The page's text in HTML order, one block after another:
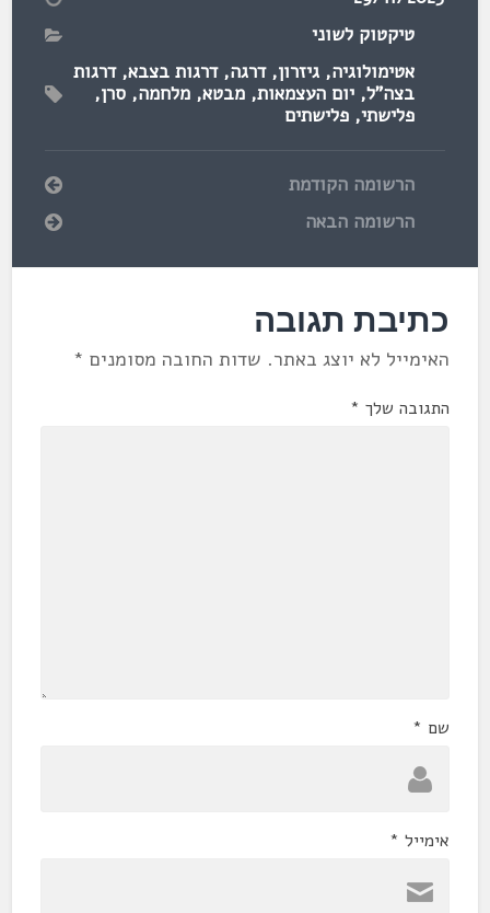
טיקטוק לשוני
אטימולוגיה,גיזרון,דרגה,דרגות בצבא,דרגות
בצה"ל,יום העצמאות,מבטא,מלחמה,סרן,
פלישתי,פלישתים
הרשומה הקודמת
הרשומה הבאה
כתיבת תגובה
האימייל לא יוצג באתר. שדות החובה מסומנים *
התגובה שלך *
שם *
אימייל *